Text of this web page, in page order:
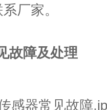
厂家。
故障及处理